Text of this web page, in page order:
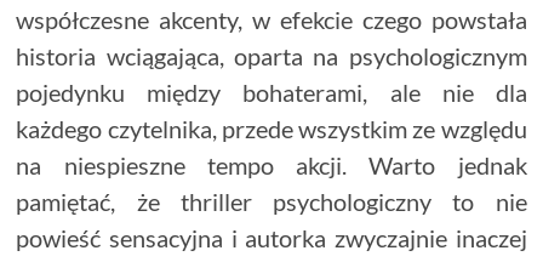
współczesne akcenty, w efekcie czego powstała
historia wciągająca, oparta na psychologicznym
pojedynku między bohaterami, ale nie dla
każdego czytelnika, przede wszystkim ze względu
na niespieszne tempo akcji. Warto jednak
pamiętać, że thriller psychologiczny to nie
powieść sensacyjna i autorka zwyczajnie inaczej